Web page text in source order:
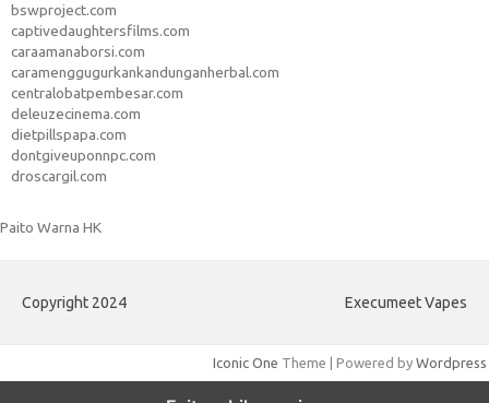
bswproject.com
captivedaughtersfilms.com
caraamanaborsi.com
caramenggugurkankandunganherbal.com
centralobatpembesar.com
deleuzecinema.com
dietpillspapa.com
dontgiveuponnpc.com
droscargil.com
Paito Warna HK
Copyright 2024 Execumeet Vapes
Iconic One Theme | Powered by Wordpress